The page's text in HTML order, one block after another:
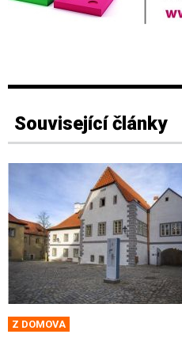
Související články
Z DOMOVA